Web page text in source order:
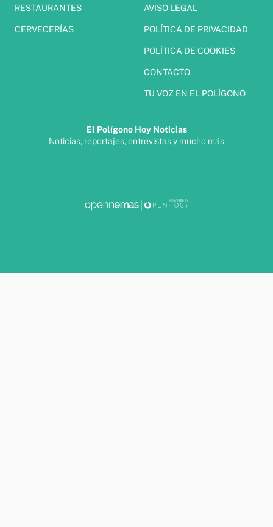
RESTAURANTES
CERVECERÍAS
AVISO LEGAL
POLÍTICA DE PRIVACIDAD
POLÍTICA DE COOKIES
CONTACTO
TU VOZ EN EL POLÍGONO
El Polígono Hoy Noticias
Noticias, reportajes, entrevistas y mucho más